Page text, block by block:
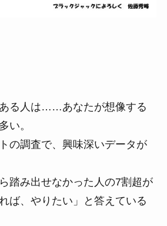
る人は……あなたが想像する
い。
の調査で、興味深いデータが
踏み出せなかった人の7割超が
ば、やりたい」と答えている